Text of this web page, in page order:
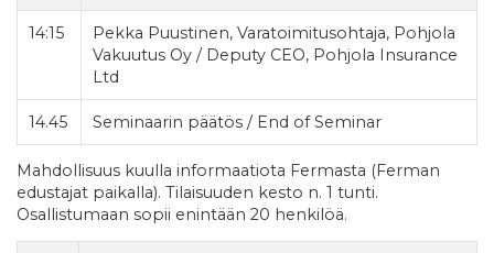
14:15
Pekka Puustinen, Varatoimitusohtaja, Pohjola
Vakuutus Oy / Deputy CEO, Pohjola Insurance
Ltd
14.45 Seminaarin päätös / End of Seminar
Mahdollisuus kuulla informaatiota Fermasta (Ferman
edustajat paikalla). Tilaisuuden kesto n. 1 tunti.
Osallistumaan sopii enintään 20 henkilöä.